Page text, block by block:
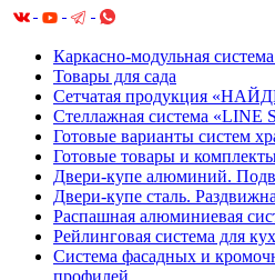
Каркасно-модульная
Товары для сада
Сетчатая продукция
Cтеллажная система «LINE
Готовые варианты систем
Готовые товары и
Двери-купе алюминий.
Двери-купе сталь.
Распашная алюминиевая
Рейлинговая система для
Система фасадных и